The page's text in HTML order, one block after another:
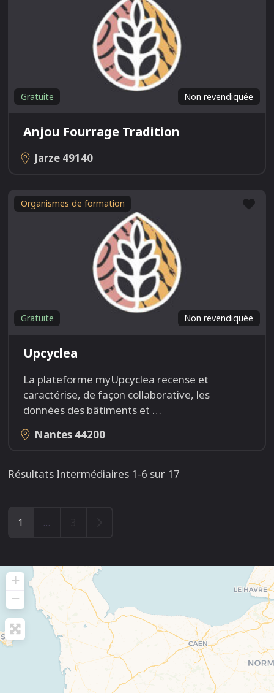
Non revendiquée
Gratuite
Anjou Fourrage Tradition
Jarze 49140
Organismes de formation
Non revendiquée
Gratuite
Upcyclea
La plateforme myUpcyclea recense et
caractérise, de façon collaborative, les
données des bâtiments et …
Nantes 44200
Résultats Intermédiaires 1-6 sur 17
1 …
+
−